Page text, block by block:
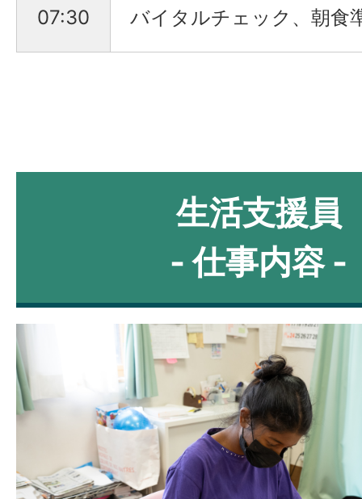
07:30 バイタルチェック、朝食
生活支援員
- 仕事内容 -